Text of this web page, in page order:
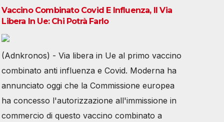
Vaccino Combinato Covid E Influenza, Il Via
Libera In Ue: Chi Potrà Farlo
(Adnkronos) - Via libera in Ue al primo vaccino
combinato anti influenza e Covid. Moderna ha
annunciato oggi che la Commissione europea
ha concesso l'autorizzazione all'immissione in
commercio di questo vaccino combinato a